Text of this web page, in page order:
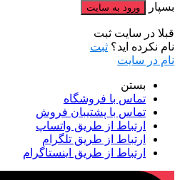
بسپار
قبلا در سایت ثبت
نام نکرده اید؟ ثبت
نام در سایت
بستن
تماس با فروشگاه
تماس با پشتیبان فروش
ارتباط از طریق واتساپ
ارتباط از طریق تلگرام
ارتباط از طریق اینستاگرام